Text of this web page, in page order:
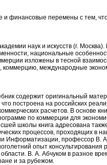
и финансовые перемены с тем,
наук и искусств (г.
национальные
изложены в тесной
коммерцию, международные
содержит оригинальный
построена на российских
расчетов. В основе
по коммерции для
школы книга адресована
процессов, проходящих в
Информатизации, профессор В.
опыт консультирования
В. А. Абчуком в разное
и за рубежом.